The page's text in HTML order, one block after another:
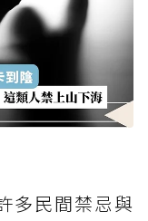
多民間禁忌與